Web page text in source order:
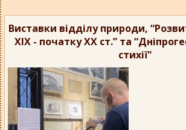
Виставки відділу природи,
ХІХ - початку ХХ ст.” та
стихії"